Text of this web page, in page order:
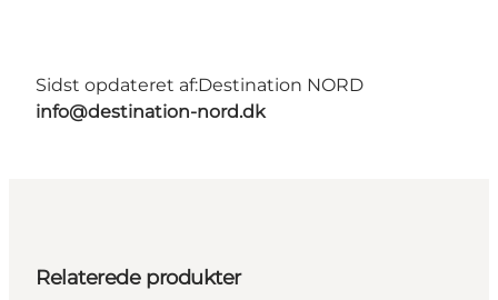
Sidst opdateret af:Destination NORD
info@destination-nord.dk
Relaterede produkter